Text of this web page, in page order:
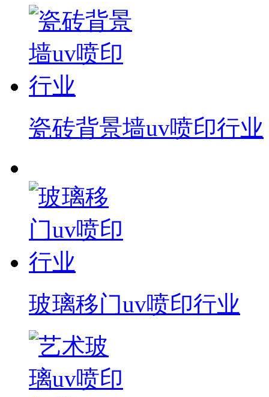
瓷砖背景墙uv喷印行业
玻璃移门uv喷印行业